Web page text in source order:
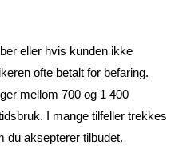
eller hvis kunden ikke
ofte betalt for befaring.
mellom 700 og 1 400
I mange tilfeller trekkes
du aksepterer tilbudet.